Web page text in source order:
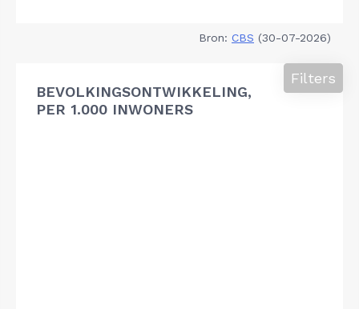
Bron: CBS (30-07-2026)
BEVOLKINGSONTWIKKELING,
PER 1.000 INWONERS
Filters